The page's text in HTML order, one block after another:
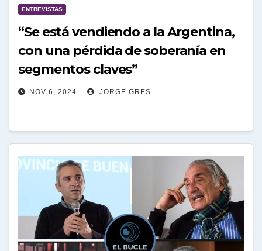
ENTREVISTAS
“Se está vendiendo a la Argentina,
con una pérdida de soberanía en
segmentos claves”
NOV 6, 2024 JORGE GRES